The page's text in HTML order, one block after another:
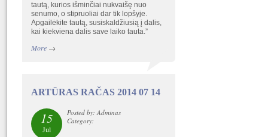
tautą, kurios išminčiai nukvaišę nuo
senumo, o stipruoliai dar tik lopšyje.
Apgailėkite tautą, susiskaldžiusią į dalis,
kai kiekviena dalis save laiko tauta.”
More→
ARTŪRAS RAČAS 2014 07 14
15
Jul
Posted by: Adminas
Category: